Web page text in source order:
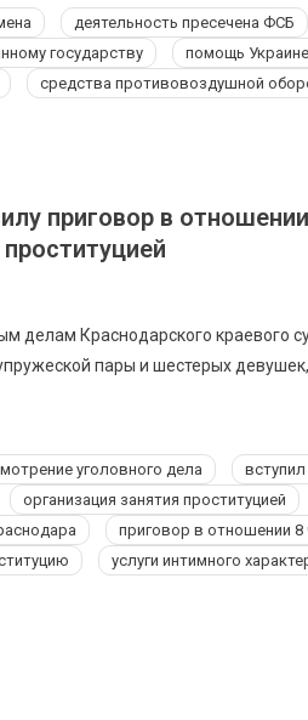
деятельность пресечена ФСБ
государству
помощь Украине
средства противовоздушной
приговор в
делам Краснодарского краевого
пары и шестерых
уголовного дела
организация занятия проституцией
приговор в отношении 8
услуги интимного